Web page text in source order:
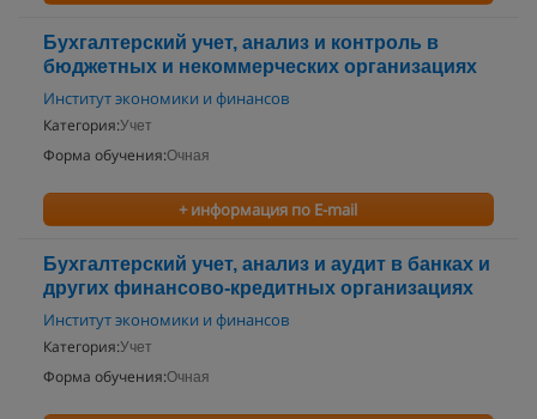
Бухгалтерский учет, анализ и контроль в
бюджетных и некоммерческих организациях
Институт экономики и финансов
Категория:Учет
Форма обучения:Очная
+ информация по E-mail
Бухгалтерский учет, анализ и аудит в банках и
других финансово-кредитных организациях
Институт экономики и финансов
Категория:Учет
Форма обучения:Очная